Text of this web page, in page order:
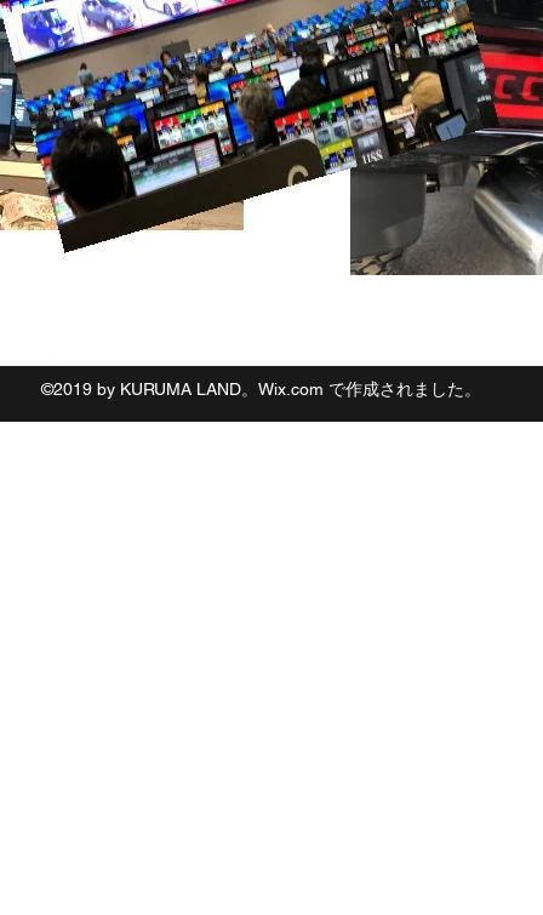
©2019 by KURUMA LAND。Wix.com で作成されました。